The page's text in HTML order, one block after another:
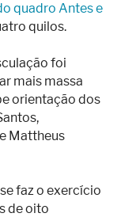
quadro Antes e
quilos.
foi
mais massa
orientação dos
Mattheus
faz o exercício
de oito